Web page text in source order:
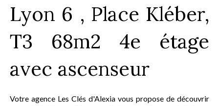
Lyon 6 , Place Kléber,
T3 68m2 4e étage
avec ascenseur
Votre agence Les Clés d'Alexia vous propose de découvrir